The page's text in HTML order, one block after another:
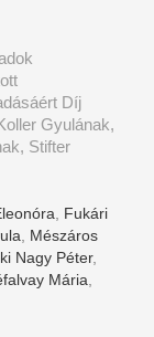
Díj
Gyulának,
Stifter
, Fukári
, Mészáros
Nagy Péter,
Mária,